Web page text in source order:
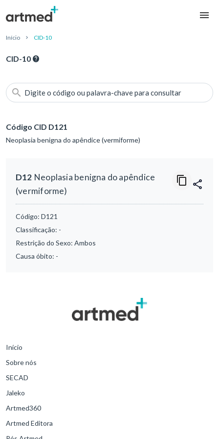
Início CID-10
CID-10
Digite o código ou palavra-chave para consultar
Código CID D121
Neoplasia benigna do apêndice (vermiforme)
D12 Neoplasia benigna do apêndice
(vermiforme)
Código: D121
Classificação: -
Restrição do Sexo: Ambos
Causa óbito: -
Início
Sobre nós
SECAD
Jaleko
Artmed360
Artmed Editora